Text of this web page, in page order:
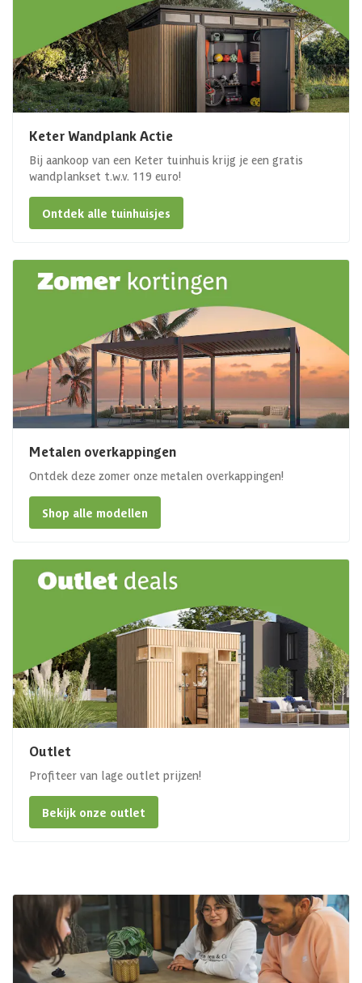
Keter Wandplank Actie
Bij aankoop van een Keter tuinhuis krijg je een gratis
wandplankset t.w.v. 119 euro!
Ontdek alle tuinhuisjes
Metalen overkappingen
Ontdek deze zomer onze metalen overkappingen!
Shop alle modellen
Outlet
Profiteer van lage outlet prijzen!
Bekijk onze outlet